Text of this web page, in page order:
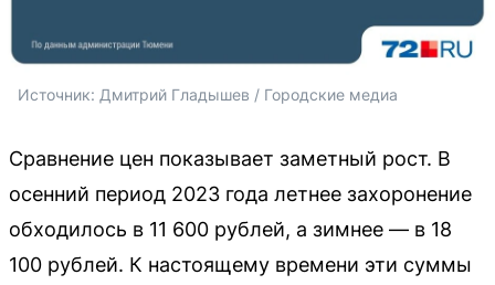
Источник: Дмитрий Гладышев / Городские медиа
Сравнение цен показывает заметный рост. В
осенний период 2023 года летнее захоронение
обходилось в 11 600 рублей, а зимнее — в 18
100 рублей. К настоящему времени эти суммы